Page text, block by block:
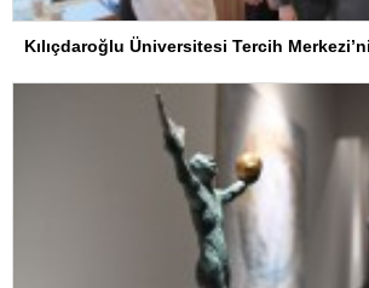
Kılıçdaroğlu Üniversitesi Tercih